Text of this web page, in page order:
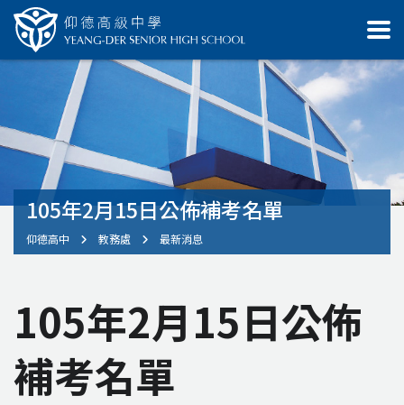
105年2月15日公佈補考名單
仰德高中 教務處 最新消息
105年2月15日公佈
補考名單